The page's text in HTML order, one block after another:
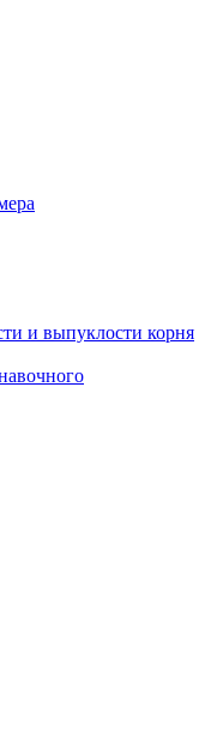
и выпуклости корня